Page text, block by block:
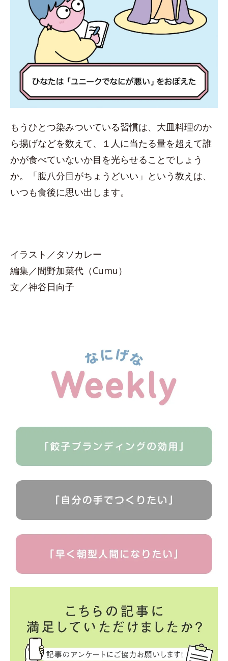
もうひとつ染みついている習慣は、大皿料理のか
ら揚げなどを数えて、１人に当たる量を超えて誰
かが食べていないか目を光らせることでしょう
か。「腹八分目がちょうどいい」という教えは、
いつも食後に思い出します。
イラスト／タソカレー
編集／間野加菜代（Cumu）
文／神谷日向子